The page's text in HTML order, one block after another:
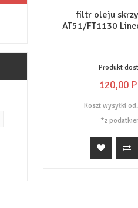
filtr oleju
AT51/FT1130
Produkt
120,00
Koszt wysyłki
*z